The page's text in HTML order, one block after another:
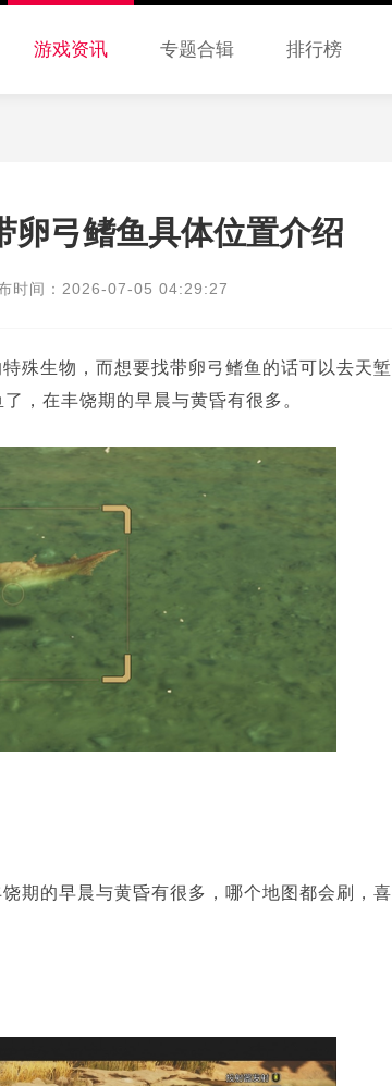
游戏资讯 专题合辑 排行榜
弓鳍鱼具体位置介绍
时间：2026-07-05 04:29:27
殊生物，而想要找带卵弓鳍鱼的话可以去天堑
，在丰饶期的早晨与黄昏有很多。
期的早晨与黄昏有很多，哪个地图都会刷，喜